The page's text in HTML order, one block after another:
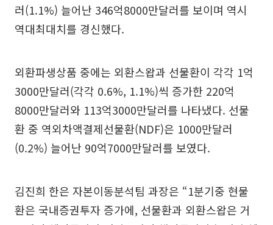
러(1.1%) 늘어난 346억8000만달러를 보이며 역시
역대최대치를 경신했다.
외환파생상품 중에는 외환스왑과 선물환이 각각 1억
3000만달러(각각 0.6%, 1.1%)씩 증가한 220억
8000만달러와 113억3000만달러를 나타냈다. 선물
환 중 역외차액결제선물환(NDF)은 1000만달러
(0.2%) 늘어난 90억7000만달러를 보였다.
김진희 한은 자본이동분석팀 과장은 “1분기중 현물
환은 국내증권투자 증가에, 선물환과 외환스왑은 거